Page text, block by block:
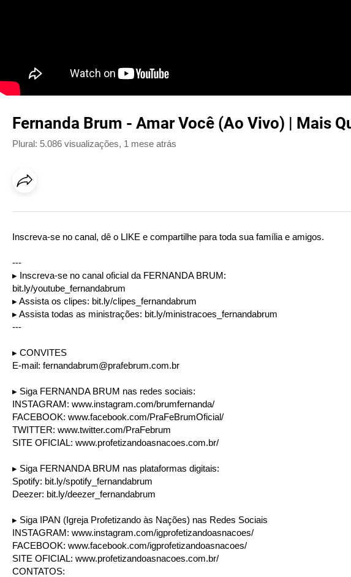
Fernanda Brum - Amar Você (Ao Vivo) | Mais
Plural: 5.086 visualizações, 1 mese atrás
Inscreva-se no canal, dê o LIKE e compartilhe para toda sua família e amigos.
---
▸ Inscreva-se no canal oficial da FERNANDA BRUM:
bit.ly/youtube_fernandabrum
▸ Assista os clipes: bit.ly/clipes_fernandabrum
▸ Assista todas as ministrações: bit.ly/ministracoes_fernandabrum
---
▸ CONVITES
E-mail: fernandabrum@prafebrum.com.br
▸ Siga FERNANDA BRUM nas redes sociais:
INSTAGRAM: www.instagram.com/brumfernanda/
FACEBOOK: www.facebook.com/PraFeBrumOficial/
TWITTER: www.twitter.com/PraFebrum
SITE OFICIAL: www.profetizandoasnacoes.com.br/
▸ Siga FERNANDA BRUM nas plataformas digitais:
Spotify: bit.ly/spotify_fernandabrum
Deezer: bit.ly/deezer_fernandabrum
▸ Siga IPAN (Igreja Profetizando às Nações) nas Redes Sociais
INSTAGRAM: www.instagram.com/igprofetizandoasnacoes/
FACEBOOK: www.facebook.com/igprofetizandoasnacoes/
SITE OFICIAL: www.profetizandoasnacoes.com.br/
CONTATOS: